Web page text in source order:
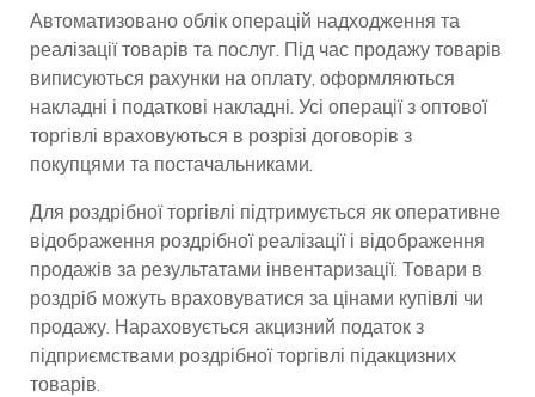
Автоматизовано облік операцій надходження та
реалізації товарів та послуг. Під час продажу товарів
виписуються рахунки на оплату, оформляються
накладні і податкові накладні. Усі операції з оптової
торгівлі враховуються в розрізі договорів з
покупцями та постачальниками.
Для роздрібної торгівлі підтримується як оперативне
відображення роздрібної реалізації і відображення
продажів за результатами інвентаризації. Товари в
роздріб можуть враховуватися за цінами купівлі чи
продажу. Нараховується акцизний податок з
підприємствами роздрібної торгівлі підакцизних
товарів.